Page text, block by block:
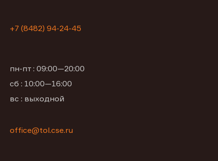
+7 (8482) 94-24-45
пн-пт : 09:00—20:00
сб : 10:00—16:00
вс : выходной
office@tol.cse.ru